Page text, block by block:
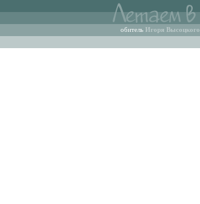
обитель Игоря Высоцкого